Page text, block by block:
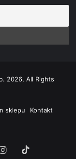
2026, All Rights
sklepu
Kontakt
Instagram